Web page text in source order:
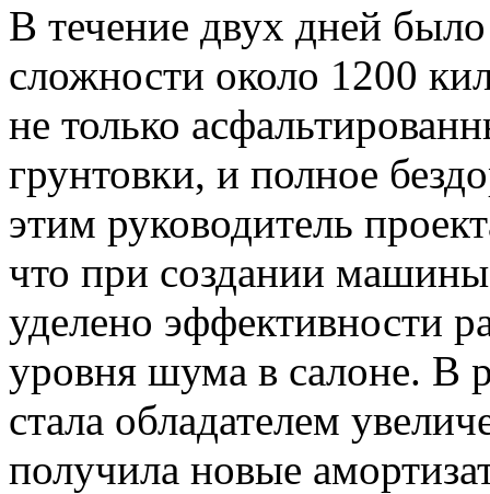
В течение двух дней
сложности около 1200
не только
грунтовки, и полное
этим руководитель
что при создании
уделено эффективности
уровня шума в салоне. В
стала обладателем
получила новые